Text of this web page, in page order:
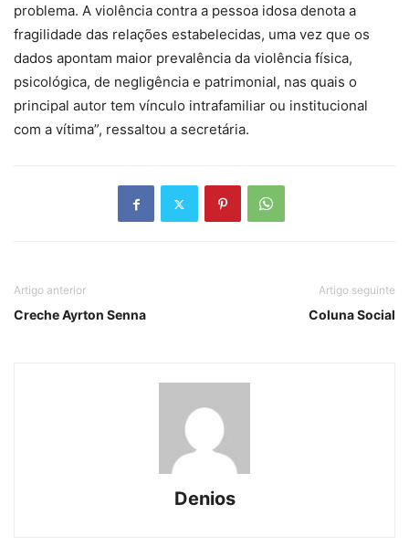
problema. A violência contra a pessoa idosa denota a
fragilidade das relações estabelecidas, uma vez que os
dados apontam maior prevalência da violência física,
psicológica, de negligência e patrimonial, nas quais o
principal autor tem vínculo intrafamiliar ou institucional
com a vítima”, ressaltou a secretária.
Artigo anterior
Creche Ayrton Senna
Artigo seguinte
Coluna Social
Denios